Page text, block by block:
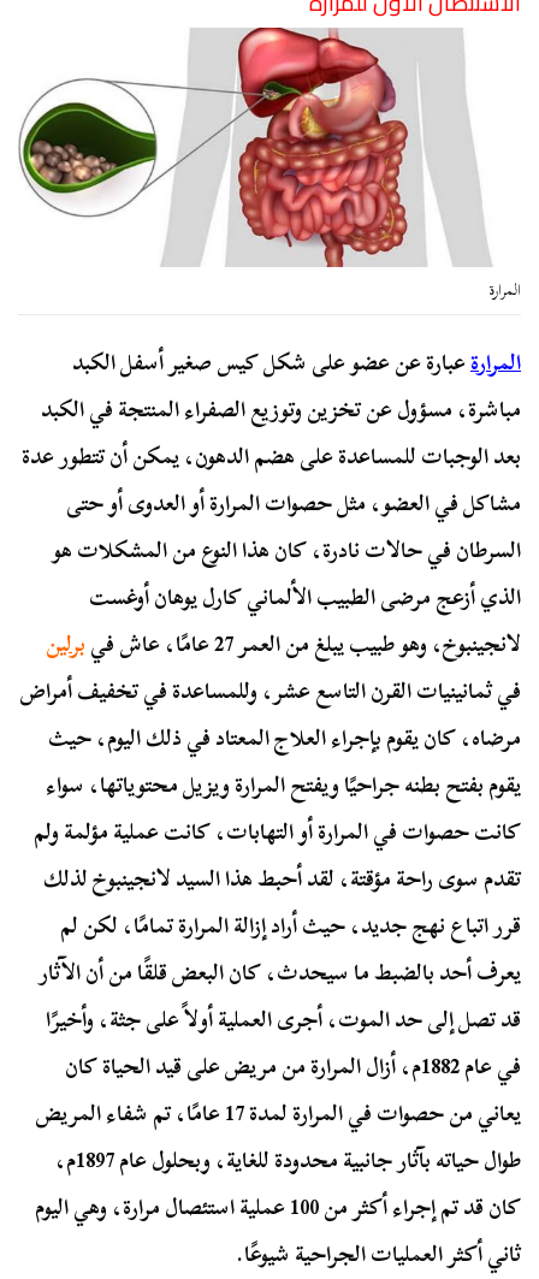
المرارة
المرارةعبارة عن عضو على شكل كيس صغير أسفل الكبد
مباشرة، مسؤول عن تخزين وتوزيع الصفراء المنتجة في الكبد
بعد الوجبات للمساعدة على هضم الدهون، يمكن أن تتطور عدة
مشاكل في العضو، مثل حصوات المرارة أو العدوى أو حتى
السرطان في حالات نادرة، كان هذا النوع من المشكلات هو
الذي أزعج مرضى الطبيب الألماني كارل يوهان أوغست
لانجينبوخ، وهو طبيب يبلغ من العمر 27 عامًا، عاش في
برلين
في ثمانينيات القرن التاسع عشر، وللمساعدة في تخفيف أمراض
مرضاه، كان يقوم بإجراء العلاج المعتاد في ذلك اليوم، حيث
يقوم بفتح بطنه جراحيًا ويفتح المرارة ويزيل محتوياتها، سواء
كانت حصوات في المرارة أو التهابات، كانت عملية مؤلمة ولم
تقدم سوى راحة مؤقتة، لقد أحبط هذا السيد لانجينبوخ لذلك
قرر اتباع نهج جديد، حيث أراد إزالة المرارة تمامًا، لكن لم
يعرف أحد بالضبط ما سيحدث، كان البعض قلقًا من أن الآثار
قد تصل إلى حد الموت، أجرى العملية أولاً على جثة، وأخيرًا
في عام 1882م، أزال المرارة من مريض على قيد الحياة كان
يعاني من حصوات في المرارة لمدة 17 عامًا، تم شفاء المريض
طوال حياته بآثار جانبية محدودة للغاية، وبحلول عام 1897م،
كان قد تم إجراء أكثر من 100 عملية استئصال مرارة، وهي اليوم
ثاني أكثر العمليات الجراحية شيوعًا.